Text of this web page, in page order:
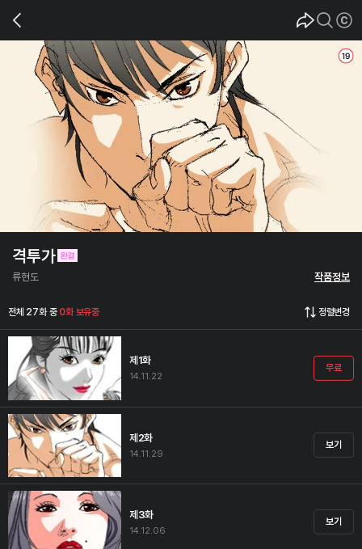
격투가
류현도 작품정보
전체 27화 중 0화 보유중 정렬변경
제1화
14.11.22
무료
제2화
14.11.29
보기
제3화
14.12.06
보기